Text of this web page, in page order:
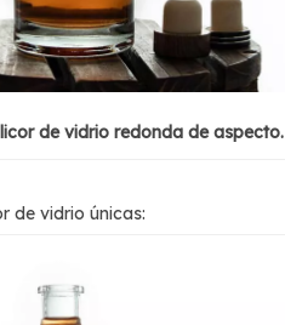
de vidrio redonda de aspecto.
de vidrio únicas: